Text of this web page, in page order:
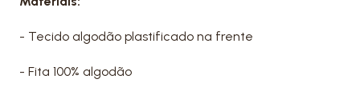
- Tecido algodão plastificado na frente
- Fita 100% algodão